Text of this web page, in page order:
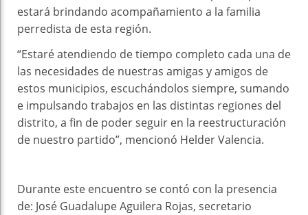
estará brindando acompañamiento a la familia
perredista de esta región.
“Estaré atendiendo de tiempo completo cada una de
las necesidades de nuestras amigas y amigos de
estos municipios, escuchándolos siempre, sumando
e impulsando trabajos en las distintas regiones del
distrito, a fin de poder seguir en la reestructuración
de nuestro partido”, mencionó Helder Valencia.
Durante este encuentro se contó con la presencia
de: José Guadalupe Aguilera Rojas, secretario